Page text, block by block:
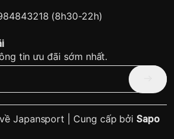
(8h30-22h)
tin ưu đãi sớm nhất.
Japansport | Cung cấp bởiSapo